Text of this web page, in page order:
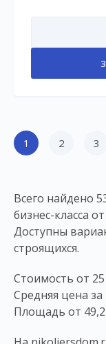
1 2 3
Всего найдено
бизнес-класса
Доступны
строящихся.
Стоимость от 25
Средняя цена
Площадь от